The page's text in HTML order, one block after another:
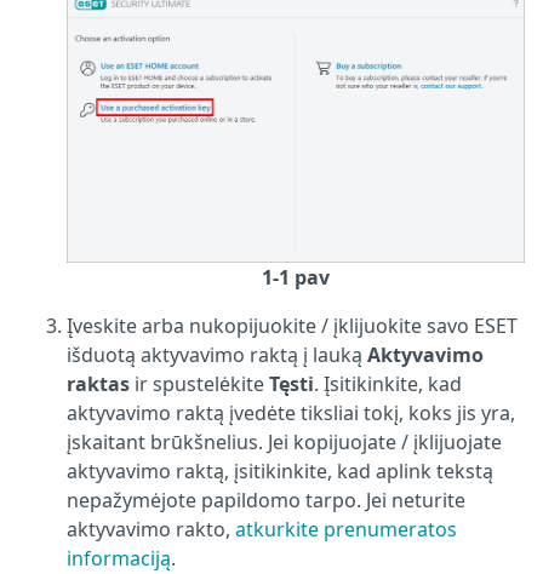
1-1 pav
Įveskite arba nukopijuokite / įklijuokite savo ESET
išduotą aktyvavimo raktą į lauką Aktyvavimo
raktas ir spustelėkiteTęsti. Įsitikinkite, kad
aktyvavimo raktą įvedėte tiksliai tokį, koks jis yra,
įskaitant brūkšnelius. Jei kopijuojate / įklijuojate
aktyvavimo raktą, įsitikinkite, kad aplink tekstą
nepažymėjote papildomo tarpo. Jei neturite
aktyvavimo rakto, atkurkite prenumeratos
informaciją.